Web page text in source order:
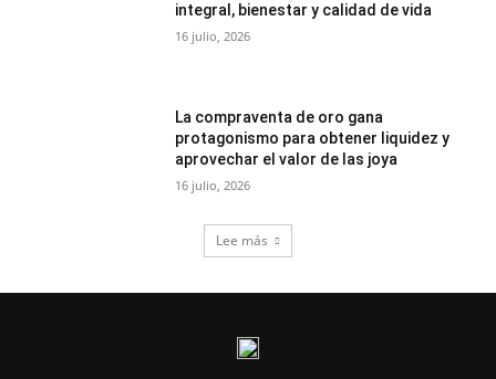
integral, bienestar y calidad de vida
16 julio, 2026
La compraventa de oro gana
protagonismo para obtener liquidez y
aprovechar el valor de las joya
16 julio, 2026
Lee más